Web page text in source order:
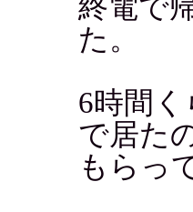
終電で
た。
6時間
で居た
もらっ